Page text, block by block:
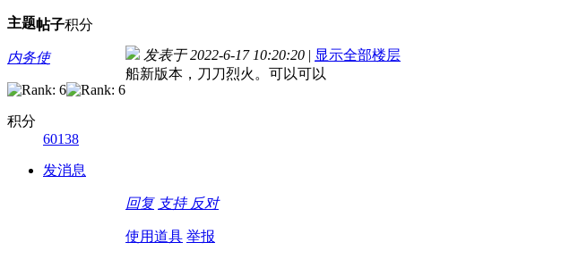
主题帖子积分
内务使
积分
60138
发消息
发表于 2022-6-17 10:20:20 | 显示全部楼层
船新版本，刀刀烈火。可以可以
回复 支持 反对
使用道具 举报